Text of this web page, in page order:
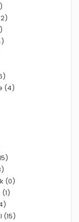
(4)
(0)
(15)